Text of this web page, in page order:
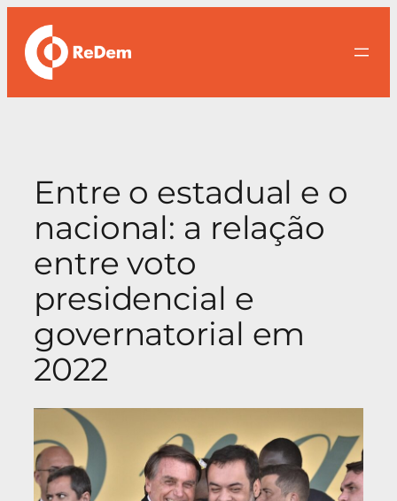
para
conteúdo
Entre o estadual e o
nacional: a relação
entre voto
presidencial e
governatorial em
2022